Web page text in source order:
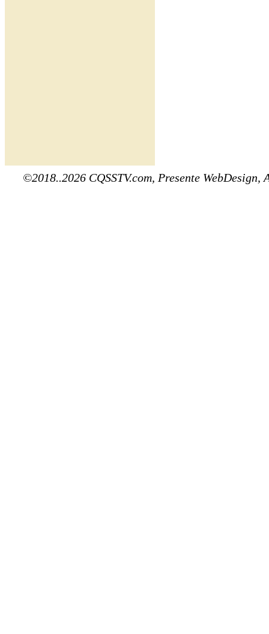
©2018..2026 CQSSTV.com, Presente WebDesign,